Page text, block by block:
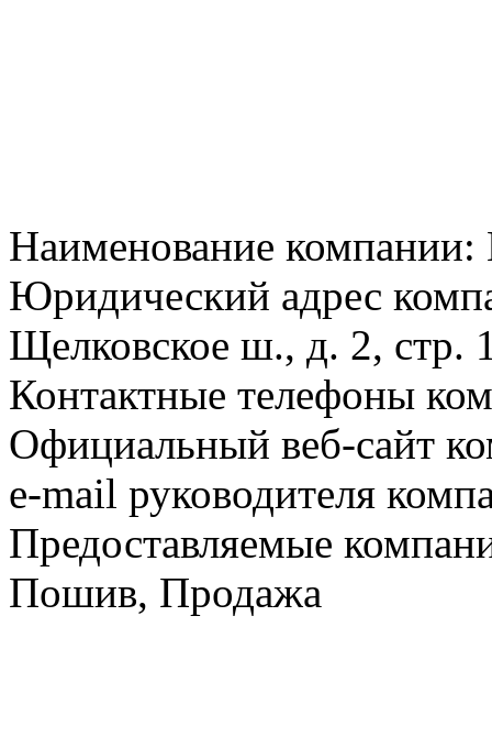
Наименование
Юридический адрес
Щелковское ш., д. 2, стр.
Контактные телефоны
Официальный веб-сайт
e-mail руководителя
Предоставляемые
Пошив, Продажа